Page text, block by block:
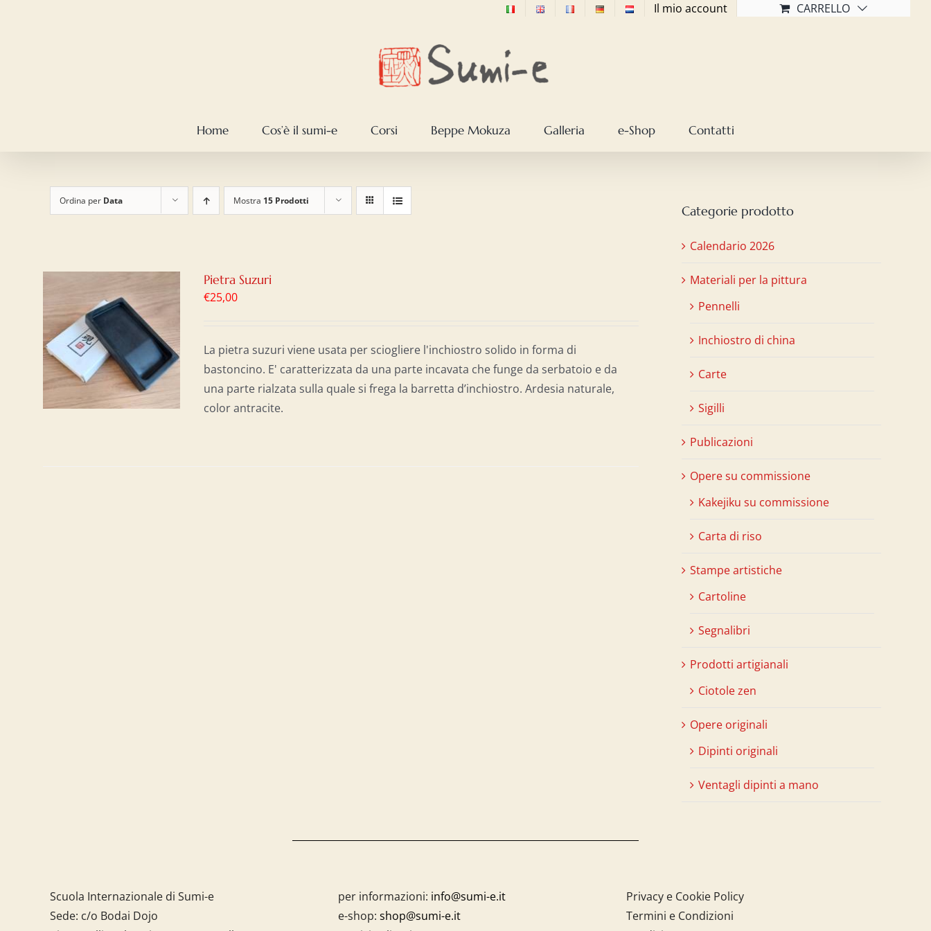
Il mio account CARRELLO
Home Cos’è il sumi-e Corsi Beppe Mokuza Galleria e-Shop Contatti
Ordina per Data Mostra 15 Prodotti
Pietra Suzuri
€25,00
La pietra suzuri viene usata per sciogliere l'inchiostro solido in forma di
bastoncino. E' caratterizzata da una parte incavata che funge da serbatoio e da
una parte rialzata sulla quale si frega la barretta d’inchiostro. Ardesia naturale,
color antracite.
Categorie prodotto
Calendario 2026
Materiali per la pittura
Pennelli
Inchiostro di china
Carte
Sigilli
Publicazioni
Opere su commissione
Kakejiku su commissione
Carta di riso
Stampe artistiche
Cartoline
Segnalibri
Prodotti artigianali
Ciotole zen
Opere originali
Dipinti originali
Ventagli dipinti a mano
Scuola Internazionale di Sumi-e
Sede: c/o Bodai Dojo
per informazioni: info@sumi-e.it
e-shop: shop@sumi-e.it
Privacy e Cookie Policy
Termini e Condizioni